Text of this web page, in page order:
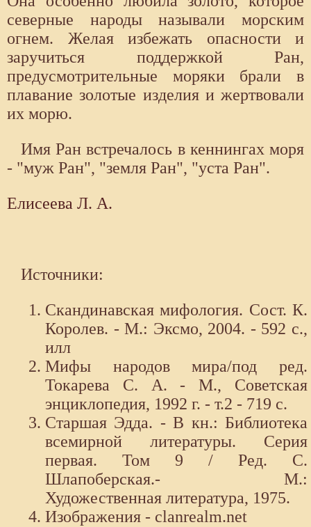
северные народы называли морским
огнем. Желая избежать опасности и
заручиться поддержкой Ран,
предусмотрительные моряки брали в
плавание золотые изделия и жертвовали
их морю.
Имя Ран встречалось в кеннингах моря
- "муж Ран", "земля Ран", "уста Ран".
Елисеева Л. А.
Источники:
Скандинавская мифология. Сост. К.
Королев. - М.: Эксмо, 2004. - 592 с.,
илл
Мифы народов мира/под ред.
Токарева С. А. - М., Советская
энциклопедия, 1992 г. - т.2 - 719 с.
Старшая Эдда. - В кн.: Библиотека
всемирной литературы. Серия
первая. Том 9 / Ред. С.
Шлапоберская.- М.:
Художественная литература, 1975.
Изображения - clanrealm.net